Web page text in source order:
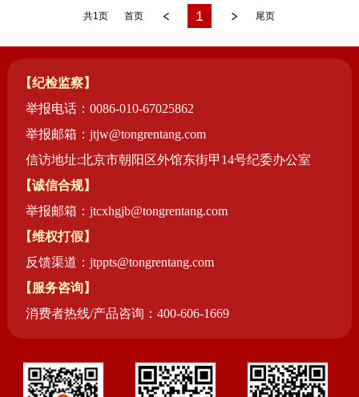
共1页 首页 1 尾页
【纪检监察】
举报电话：0086-010-67025862
举报邮箱：jtjw@tongrentang.com
信访地址:北京市朝阳区外馆东街甲14号纪委办公室
【诚信合规】
举报邮箱：jtcxhgjb@tongrentang.com
【维权打假】
反馈渠道：jtppts@tongrentang.com
【服务咨询】
消费者热线/产品咨询：400-606-1669